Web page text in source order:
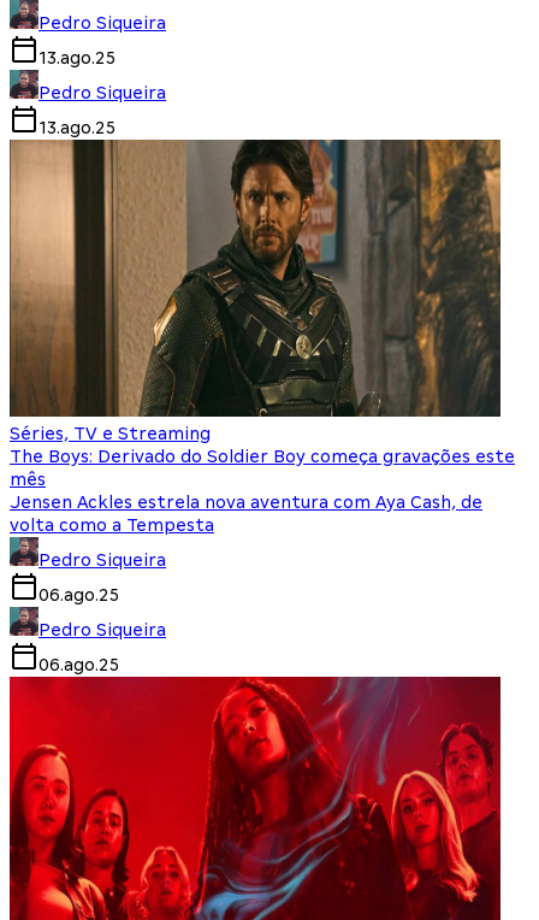
Pedro Siqueira
13.ago.25
Pedro Siqueira
13.ago.25
Séries, TV e Streaming
The Boys: Derivado do Soldier Boy começa gravações este
mês
Jensen Ackles estrela nova aventura com Aya Cash, de
volta como a Tempesta
Pedro Siqueira
06.ago.25
Pedro Siqueira
06.ago.25